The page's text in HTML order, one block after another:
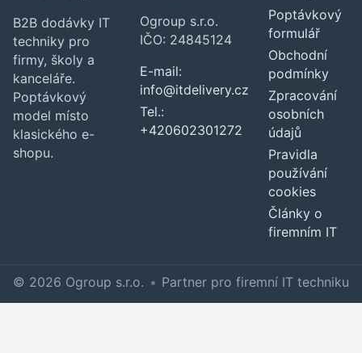
B2B dodávky IT
techniky pro
firmy, školy a
kanceláře.
Poptávkový
model místo
klasického e-
shopu.
Ogroup s.r.o.
IČO: 24845124
E-mail:
info@itdelivery.cz
Tel.:
+420602301272
Poptávkový
formulář
Obchodní
podmínky
Zpracování
osobních
údajů
Pravidla
používání
cookies
Články o
firemním IT
© 2026 Ogroup s.r.o. • Partner pro firemní IT techniku